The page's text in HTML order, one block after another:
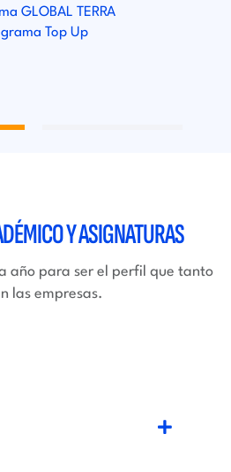
GLOBAL TERRA
Top Up
Y ASIGNATURAS
año para ser el perfil que tanto
las empresas.